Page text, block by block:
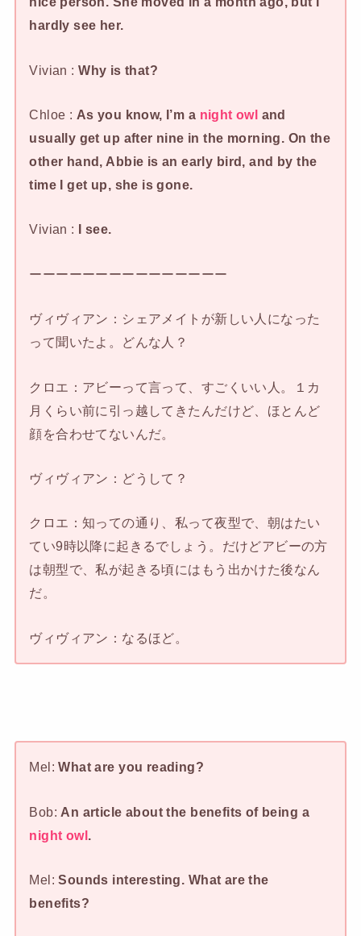
hardly see her.
Vivian :Why is that?
Chloe : As you know, I’m a night owl and
usually get up after nine in the morning. On the
other hand, Abbie is an early bird, and by the
time I get up, she is gone.
Vivian : I see.
ーーーーーーーーーーーーーーー
ヴィヴィアン：シェアメイトが新しい人になった
って聞いたよ。どんな人？
クロエ：アビーって言って、すごくいい人。１カ
月くらい前に引っ越してきたんだけど、ほとんど
顔を合わせてないんだ。
ヴィヴィアン：どうして？
クロエ：知っての通り、私って夜型で、朝はたい
てい9時以降に起きるでしょう。だけどアビーの方
は朝型で、私が起きる頃にはもう出かけた後なん
だ。
ヴィヴィアン：なるほど。
Mel:What are you reading?
Bob: An article about the benefits of being a
night owl.
Mel:Sounds interesting. What are the
benefits?